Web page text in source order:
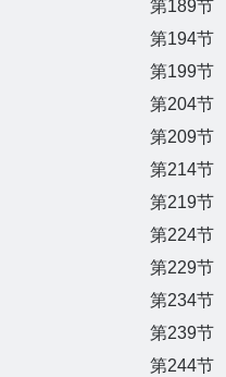
第189节
第194节
第199节
第204节
第209节
第214节
第219节
第224节
第229节
第234节
第239节
第244节